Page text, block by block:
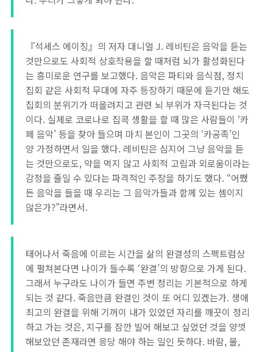
『석세스 에이징』의 저자 대니얼 J. 레비틴은 음악을 듣는
것만으로도 사회적 상호작용을 할 때처럼 뇌가 활성화된다
는 흥미로운 연구를 보고했다. 음악은 파티와 음식점, 정치
집회 같은 사회적 무대에 자주 등장하기 때문에 듣기만 해도
집회의 분위기가 떠올려지고 관련 뇌 부위가 자극된다는 것
이다. 실제로 코로나로 집콕 생활을 할 때 많은 사람들이 ‘카
페 음악’ 등을 찾아 들으며 마치 본인이 그곳의 ‘카공족’인
양 가정하면서 일을 했다. 레비틴은 심지어 그냥 음악을 듣
는 것만으로도, 약을 먹지 않고 사회적 고립과 외로움이라는
감정을 줄일 수 있다는 파격적인 주장을 하기도 했다. “어쨌
든 음악을 들을 때 우리는 그 음악가들과 함께 있는 셈이지
않은가?”라면서.
태어나서 죽음에 이르는 시간을 삶의 완결성의 스펙트럼상
에 펼쳐본다면 나이가 들수록 ‘완결’의 방향으로 가게 된다.
그래서 누구라도 나이가 들면 주변 정리는 기본적으로 하게
되는 것 같다. 죽음만큼 완결인 것이 또 어디 있겠는가. 생애
최고의 완결을 위해 기꺼이 내가 있었던 자리를 깨끗이 정리
하고 가는 것은, 지구를 잠깐 빌어 해보고 싶었던 것을 양껏
해보았던 존재라면 응당 해야 하는 일인 듯하다. 바람, 물,